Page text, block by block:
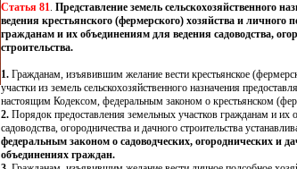
Статья 81. Представление земель сельскохозяйственного
ведения крестьянского (фермерского) хозяйства и личного
гражданам и их объединениям для ведения садоводства,
строительства.
1. Гражданам, изъявившим желание вести крестьянское
участки из земель сельскохозяйственного назначения
настоящим Кодексом, федеральным законом о крестьянском
2. Порядок предоставления земельных участков гражданам и их
садоводства, огородничества и дачного строительства
федеральным законом о садоводческих, огороднических и
объединениях граждан.